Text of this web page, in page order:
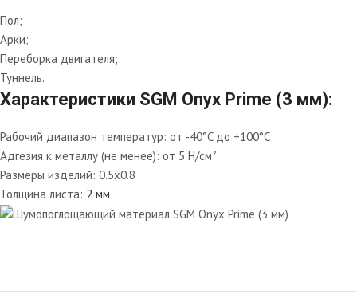
Пол;
Арки;
Переборка двигателя;
Туннель.
Характеристики SGM Onyx Prime (3 мм):
Рабочий диапазон температур: от -40°C до +100°C
Адгезия к металлу (не менее): от 5 Н/см²
Размеры изделий: 0.5х0.8
Толщина листа: 2 мм